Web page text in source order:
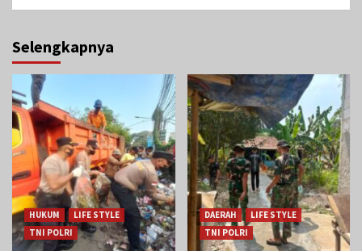
Selengkapnya
HUKUM
LIFE STYLE
TNI POLRI
DAERAH
LIFE STYLE
TNI POLRI